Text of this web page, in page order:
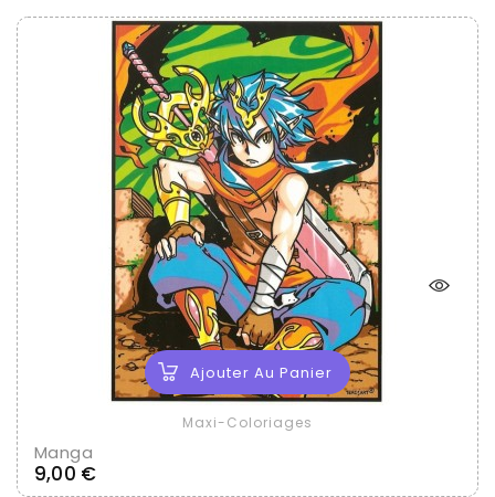
Ajouter Au Panier
Maxi-Coloriages
Manga
9,00 €Prix